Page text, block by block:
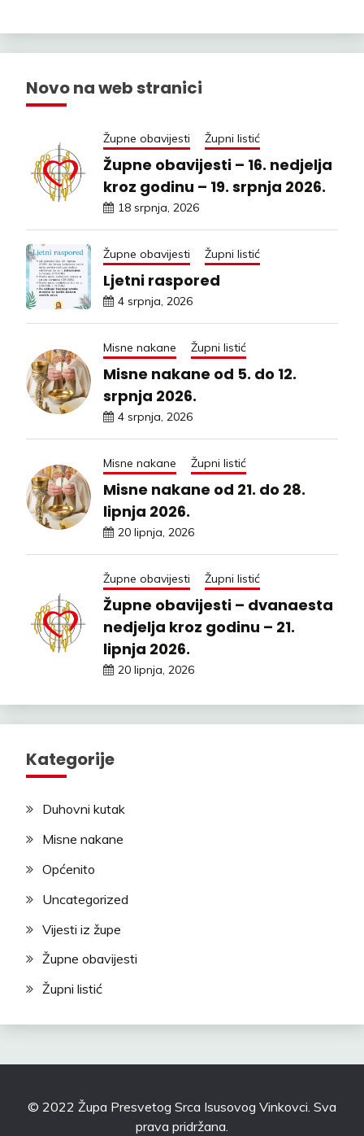
Novo na web stranici
Župne obavijesti Župni listić
Župne obavijesti – 16. nedjelja
kroz godinu – 19. srpnja 2026.
18 srpnja, 2026
Župne obavijesti Župni listić
Ljetni raspored
4 srpnja, 2026
Misne nakane Župni listić
Misne nakane od 5. do 12.
srpnja 2026.
4 srpnja, 2026
Misne nakane Župni listić
Misne nakane od 21. do 28.
lipnja 2026.
20 lipnja, 2026
Župne obavijesti Župni listić
Župne obavijesti – dvanaesta
nedjelja kroz godinu – 21.
lipnja 2026.
20 lipnja, 2026
Kategorije
Duhovni kutak
Misne nakane
Općenito
Uncategorized
Vijesti iz župe
Župne obavijesti
Župni listić
© 2022 Župa Presvetog Srca Isusovog Vinkovci. Sva
prava pridržana.